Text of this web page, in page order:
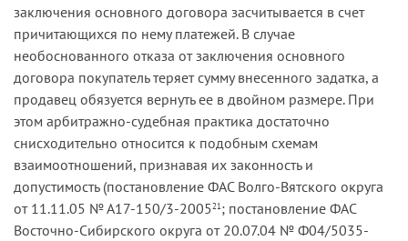
заключения основного договора засчитывается в счет
причитающихся по нему платежей. В случае
необоснованного отказа от заключения основного
договора покупатель теряет сумму внесенного задатка, а
продавец обязуется вернуть ее в двойном размере. При
этом арбитражно-судебная практика достаточно
снисходительно относится к подобным схемам
взаимоотношений, признавая их законность и
допустимость (постановление ФАС Волго-Вятского округа
от 11.11.05 № А17-150/3-200521 ; постановление ФАС
Восточно-Сибирского округа от 20.07.04 № Ф04/5035-